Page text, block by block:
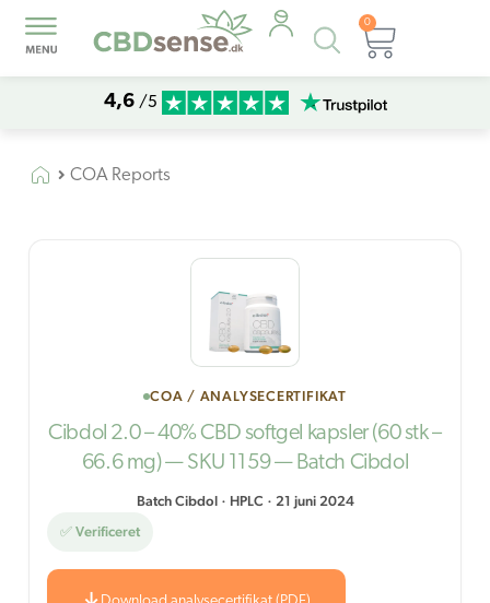
Products
search
0
Kurv
4,6 /5
COA Reports
COA / ANALYSECERTIFIKAT
Cibdol 2.0 – 40% CBD softgel kapsler (60 stk –
66.6 mg) — SKU 1159 — Batch Cibdol
Batch Cibdol · HPLC · 21 juni 2024
✅ Verificeret